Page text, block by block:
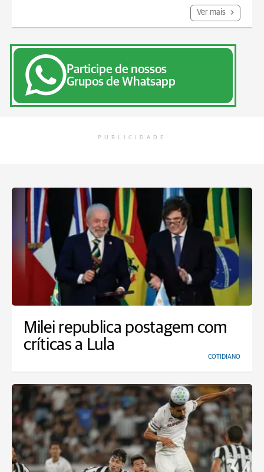
Ver mais
Participe de nossos
Grupos de Whatsapp
PUBLICIDADE
Milei republica postagem com
críticas a Lula
COTIDIANO